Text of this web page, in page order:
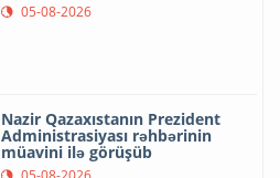
05-08-2026
Nazir Qazaxıstanın Prezident
Administrasiyası rəhbərinin
müavini ilə görüşüb